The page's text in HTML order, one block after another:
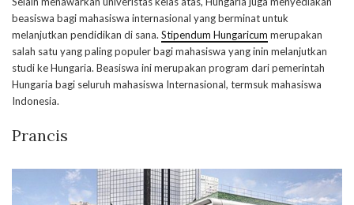
beasiswa bagi mahasiswa internasional yang berminat untuk
melanjutkan pendidikan di sana. Stipendum Hungaricum merupakan
salah satu yang paling populer bagi mahasiswa yang inin melanjutkan
studi ke Hungaria. Beasiswa ini merupakan program dari pemerintah
Hungaria bagi seluruh mahasiswa Internasional, termsuk mahasiswa
Indonesia.
Prancis